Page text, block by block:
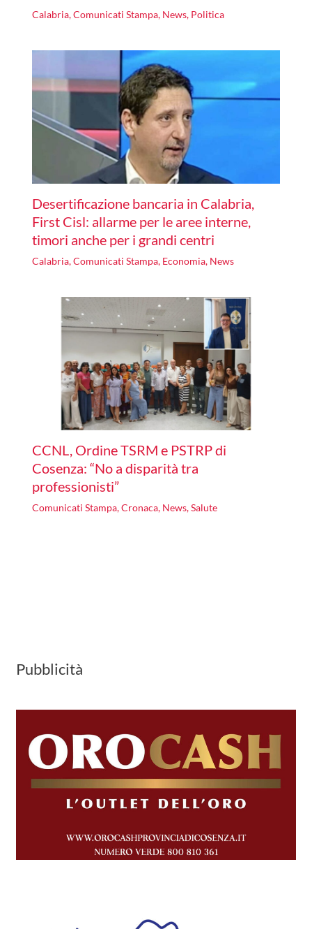
Calabria,Comunicati Stampa, News, Politica
Desertificazione bancaria in Calabria,
First Cisl: allarme per le aree interne,
timori anche per i grandi centri
Calabria,Comunicati Stampa, Economia, News
CCNL, Ordine TSRM e PSTRP di
Cosenza: “No a disparità tra
professionisti”
Comunicati Stampa,Cronaca, News,Salute
Pubblicità